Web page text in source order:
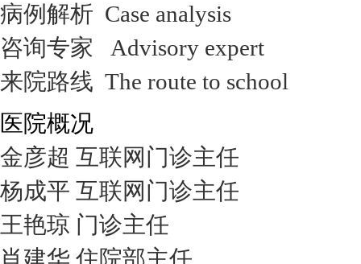
病例解析 Case analysis
咨询专家 Advisory expert
来院路线 The route to school
医院概况
金彦超 互联网门诊主任
杨成平 互联网门诊主任
王艳琼 门诊主任
肖建华 住院部主任